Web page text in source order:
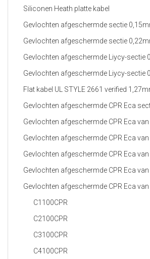
Siliconen Heath platte kabel
Gevlochten afgeschermde sectie
Gevlochten afgeschermde sectie
Gevlochten afgeschermde Liycy-sectie
Gevlochten afgeschermde Liycy-sectie
Flat kabel UL STYLE 2661 verified
Gevlochten afgeschermde CPR Eca
Gevlochten afgeschermde CPR Eca
Gevlochten afgeschermde CPR Eca
Gevlochten afgeschermde CPR Eca
Gevlochten afgeschermde CPR Eca
Gevlochten afgeschermde CPR Eca
C1100CPR
C2100CPR
C3100CPR
C4100CPR